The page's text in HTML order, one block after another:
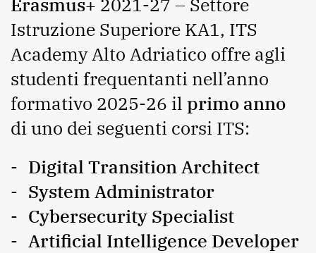
Istruzione Superiore KA1, ITS
Academy Alto Adriatico offre agli
studenti frequentanti nell’anno
formativo 2025-26 il primo anno
di uno dei seguenti corsi ITS:
Digital Transition Architect
System Administrator
Cybersecurity Specialist
Artificial Intelligence Developer